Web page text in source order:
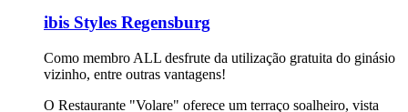
ibis Styles Regensburg
Como membro ALL desfrute da utilização gratuita do ginásio
vizinho, entre outras vantagens!
O Restaurante "Volare" oferece um terraço soalheiro, vista